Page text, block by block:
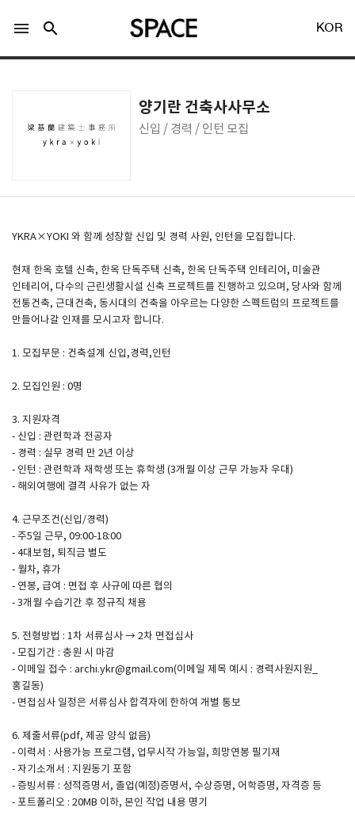
Facebook 로그인
Twitter 로그인
Naver 로그인
공지사항
기사문의
광고문의
Contact
menu search KOR
양기란 건축사사무소
신입 / 경력 / 인턴 모집
YKRA×YOKI 와 함께 성장할 신입 및 경력 사원, 인턴을 모집합니다.
현재 한옥 호텔 신축, 한옥 단독주택 신축, 한옥 단독주택 인테리어, 미술관
인테리어, 다수의 근린생활시설 신축 프로젝트를 진행하고 있으며, 당사와 함께
전통건축, 근대건축, 동시대의 건축을 아우르는 다양한 스펙트럼의 프로젝트를
만들어나갈 인재를 모시고자 합니다.
1. 모집부문 : 건축설계 신입,경력,인턴
2. 모집인원 : 0명
3. 지원자격
- 신입 : 관련학과 전공자
- 경력 : 실무 경력 만 2년 이상
- 인턴 : 관련학과 재학생 또는 휴학생 (3개월 이상 근무 가능자 우대)
- 해외여행에 결격 사유가 없는 자
4. 근무조건(신입/경력)
- 주5일 근무, 09:00-18:00
- 4대보험, 퇴직금 별도
- 월차, 휴가
- 연봉, 급여 : 면접 후 사규에 따른 협의
- 3개월 수습기간 후 정규직 채용
5. 전형방법 : 1차 서류심사 → 2차 면접심사
- 모집기간 : 충원 시 마감
- 이메일 접수 : archi.ykr@gmail.com(이메일 제목 예시 : 경력사원지원_
홍길동)
- 면접심사 일정은 서류심사 합격자에 한하여 개별 통보
6. 제출서류(pdf, 제공 양식 없음)
- 이력서 : 사용가능 프로그램, 업무시작 가능일, 희망연봉 필기재
- 자기소개서 : 지원동기 포함
- 증빙서류 : 성적증명서, 졸업(예정)증명서, 수상증명, 어학증명, 자격증 등
- 포트폴리오 : 20MB 이하, 본인 작업 내용 명기